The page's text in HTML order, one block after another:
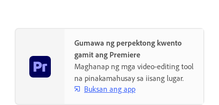
Gumawa ng perpektong kwento
gamit ang Premiere
Maghanap ng mga video-editing tool
na pinakamahusay sa iisang lugar.
Buksan ang app